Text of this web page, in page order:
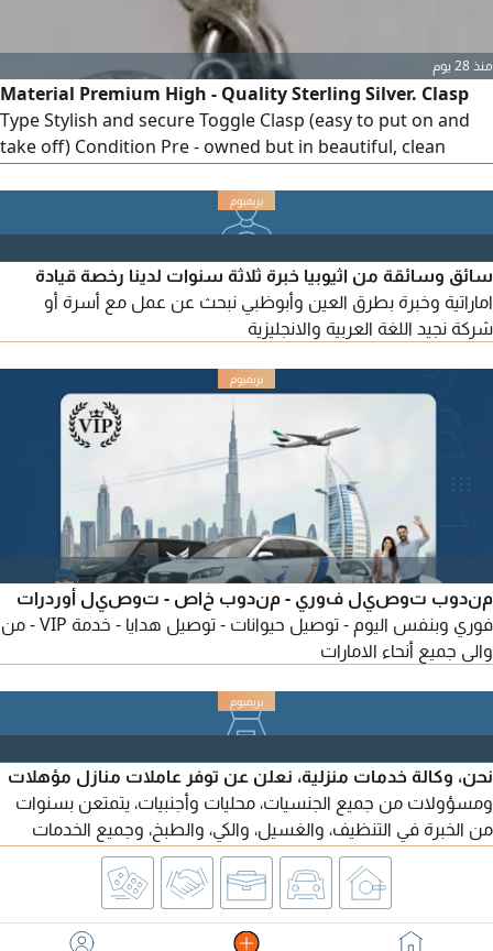
منذ 28 يوم
Material Premium High - Quality Sterling Silver. Clasp
Type Stylish and secure Toggle Clasp (easy to put on and
take off) Condition Pre - owned but in beautiful, clean
سائق وسائقة من اثيوبيا خبرة ثلاثة سنوات لدينا رخصة قيادة
اماراتية وخبرة بطرق العين وأبوظبي نبحث عن عمل مع أسرة أو
شركة نجيد اللغة العربية والانجليزية
مندوب توصيل فوري - مندوب خاص - توصيل أوردرات
فوري وبنفس اليوم - توصيل حيوانات - توصيل هدايا - خدمة VIP - من
والى جميع أنحاء الامارات
نحن، وكالة خدمات منزلية، نعلن عن توفر عاملات منازل مؤهلات
ومسؤولات من جميع الجنسيات، محليات وأجنبيات، يتمتعن بسنوات
من الخبرة في التنظيف، والغسيل، والكي، والطبخ، وجميع الخدمات
المنزلية الأخرى. متوفرات للعمل بالساعة، أو الأسبوع، أو الشهر، أو